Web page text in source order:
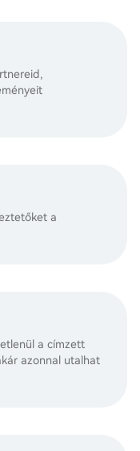
a
a címzett
azonnal utalhat